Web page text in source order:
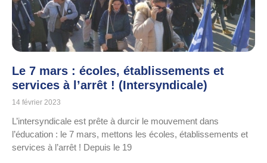
Le 7 mars : écoles, établissements et
services à l’arrêt ! (Intersyndicale)
14 février 2023
L’intersyndicale est prête à durcir le mouvement dans
l’éducation : le 7 mars, mettons les écoles, établissements et
services à l’arrêt ! Depuis le 19